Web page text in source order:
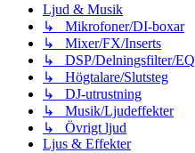
Ljud & Musik
↳ Mikrofoner/DI-boxar
↳ Mixer/FX/Inserts
↳ DSP/Delningsfilter/EQ
↳ Högtalare/Slutsteg
↳ DJ-utrustning
↳ Musik/Ljudeffekter
↳ Övrigt ljud
Ljus & Effekter